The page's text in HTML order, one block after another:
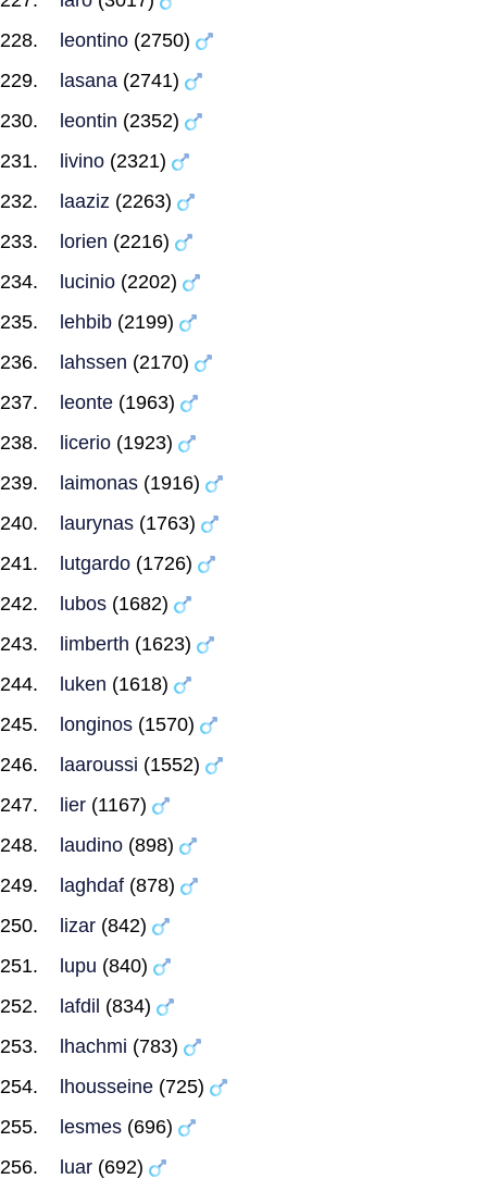
leontino (2750)
lasana (2741)
leontin (2352)
livino (2321)
laaziz (2263)
lorien (2216)
lucinio (2202)
lehbib (2199)
lahssen (2170)
leonte (1963)
licerio (1923)
laimonas (1916)
laurynas (1763)
lutgardo (1726)
lubos (1682)
limberth (1623)
luken (1618)
longinos (1570)
laaroussi (1552)
lier (1167)
laudino (898)
laghdaf (878)
lizar (842)
lupu (840)
lafdil (834)
lhachmi (783)
lhousseine (725)
lesmes (696)
luar (692)